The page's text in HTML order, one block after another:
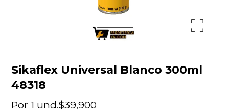
Ampliar la imagen
Sikaflex Universal Blanco 300ml
48318
$39,900
Por 1 und.